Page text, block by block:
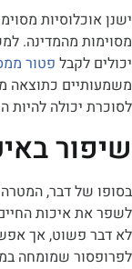
מסוימות
מהמדינה. למשל,
פטור ממס הכנסה
כתוצאה
להיות הכרחית
באיכות
דבר, המטרה של
החיים שלו.
אך אפשרי עם
שמומחה במחלה